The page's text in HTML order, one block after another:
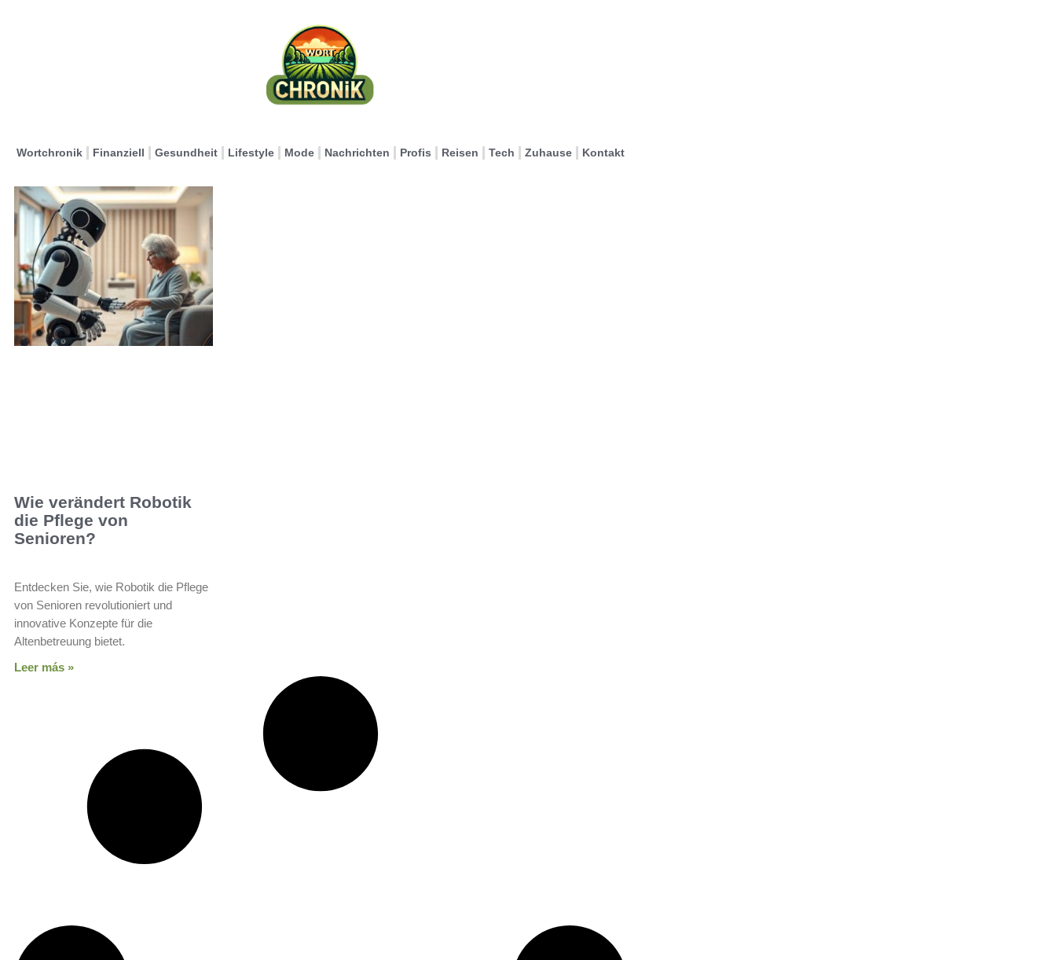
Wortchronik Finanziell Gesundheit Lifestyle Mode Nachrichten Profis Reisen Tech Zuhause Kontakt
Wie verändert Robotik
die Pflege von
Senioren?
Entdecken Sie, wie Robotik die Pflege
von Senioren revolutioniert und
innovative Konzepte für die
Altenbetreuung bietet.
Leer más »